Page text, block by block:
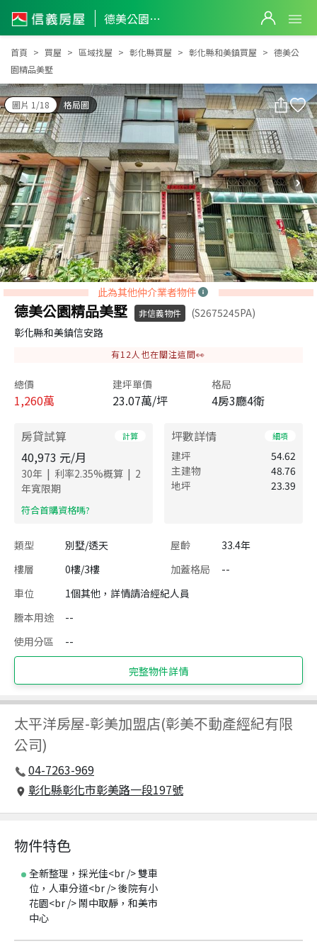
德美公園精品美墅
德美公園精品美墅
首頁 買屋 區域找屋 彰化縣買屋 彰化縣和美鎮買屋
德美公
園精品美墅
圖片 1/18 格局圖
此為其他仲介業者物件
德美公園精品美墅 非信義物件
(S2675245PA)
彰化縣和美鎮信安路
有12 人也在關注這間👀
總價
1,260萬
建坪單價
23.07萬/坪
格局
4房3廳4衛
房貸試算 計算
40,973 元/月
30年 | 利率2.35%概算 | 2
年寬限期
​符合首購資格嗎?
坪數詳情 細項
建坪
54.62
主建物
48.76
地坪
23.39
類型 別墅/透天 屋齡
33.4年
樓層
0樓/3樓 加蓋格局
--
車位
1個其他，詳情請洽經紀人員
謄本用途
--
使用分區
--
完整物件詳情
太平洋房屋-彰美加盟店(彰美不動產經紀有限
公司)
04-7263-969
彰化縣彰化市彰美路一段197號
物件特色
全新整理，採光佳<br /> 雙車
位，人車分道<br /> 後院有小
花園<br /> 鬧中取靜，和美市
中心